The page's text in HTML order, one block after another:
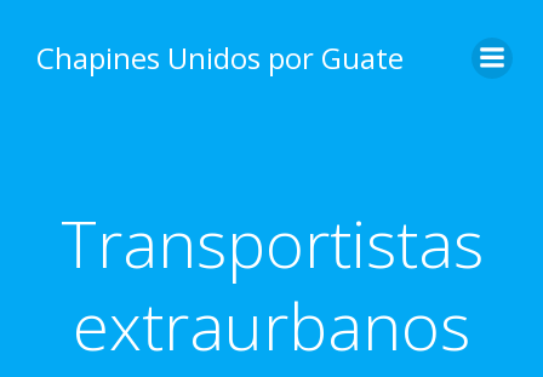
content
Chapines Unidos por Guate
Transportistas
extraurbanos